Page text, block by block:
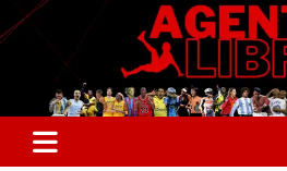
Saltar
al
Agente Libre
La nueva generación del periodismo